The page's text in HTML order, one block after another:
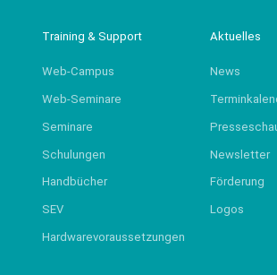
Training & Support
Web-Campus
Web-Seminare
Seminare
Schulungen
Handbücher
SEV
Hardwarevoraussetzungen
Aktuelles
News
Newsletter
Förderung
Logos